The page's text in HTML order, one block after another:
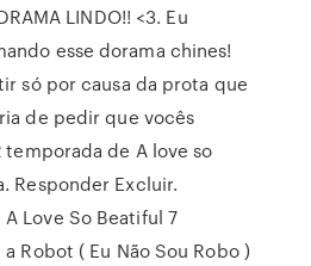
LINDO!! <3. Eu
esse dorama chines!
só por causa da prota que
de pedir que vocês
temporada de A love so
Responder Excluir.
Love So Beatiful 7
Robot ( Eu Não Sou Robo )